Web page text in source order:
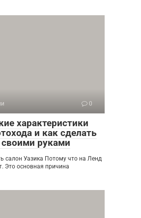
0
характеристики
и как сделать
своими руками
салон Уазика Потому что на Ленд
Это основная причина